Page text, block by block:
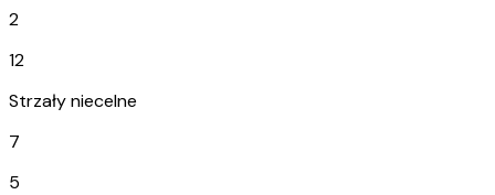
2
12
Strzały niecelne
7
5